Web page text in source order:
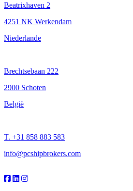
Beatrixhaven 2
4251 NK Werkendam
Niederlande
Brechtsebaan 222
2900 Schoten
België
T. +31 858 883 583
info@pcshipbrokers.com